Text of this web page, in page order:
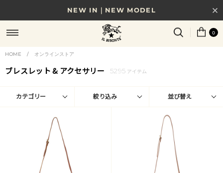
NEW IN｜NEW MODEL
8/17(月)10時まで｜税込11,000円以上で送料無料
贈る相手やシーンから選べる、新しいギフトガイド
NEW IN｜COLOR LEATHER
0
HOME / オンラインストア
ブレスレット & アクセサリー 5295 アイテム
カテゴリー 絞り込み 並び替え